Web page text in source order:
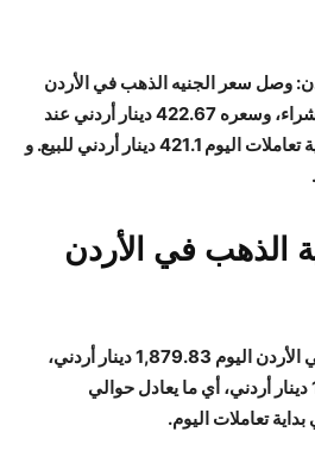
وصل سعر الجنيه الذهب في الأردن
إلى 423.09 دينار أردني للشراء، وسعره 422.67 دينار أردني عند
البيع، مقارنة بسعره في بداية تعاملات اليوم 421.1 دينار أردني للبيع. و
الذهب في الأردن
وسجل سعر أوقية الذهب في الأردن اليوم 1,879.83 دينار أردني،
بعد أن كان سعره 1,873.41 دينار أردني، أي ما يعادل حوالي